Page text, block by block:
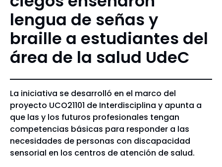
lengua de señas y
braille a estudiantes del
área de la salud UdeC
La iniciativa se desarrolló en el marco del
proyecto UCO21101 de Interdisciplina y apunta a
que las y los futuros profesionales tengan
competencias básicas para responder a las
necesidades de personas con discapacidad
sensorial en los centros de atención de salud.